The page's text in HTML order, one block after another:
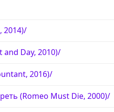
2014)/
Day, 2010)/
2016)/
(Romeo Must Die, 2000)/